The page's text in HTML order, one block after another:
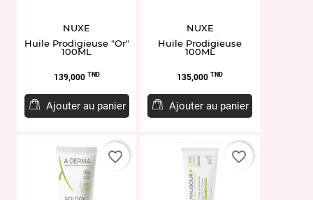
NUXE
Huile Prodigieuse "Or"
100ML
Prix
139,000 TND
Ajouter au panier
NUXE
Huile Prodigieuse
100ML
Prix
135,000 TND
Ajouter au panier
favorite_border favorite_border